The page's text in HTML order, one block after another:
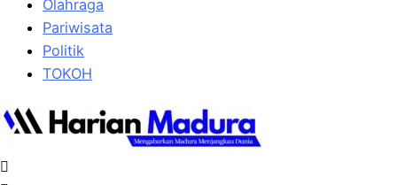
Olahraga
Pariwisata
Politik
TOKOH